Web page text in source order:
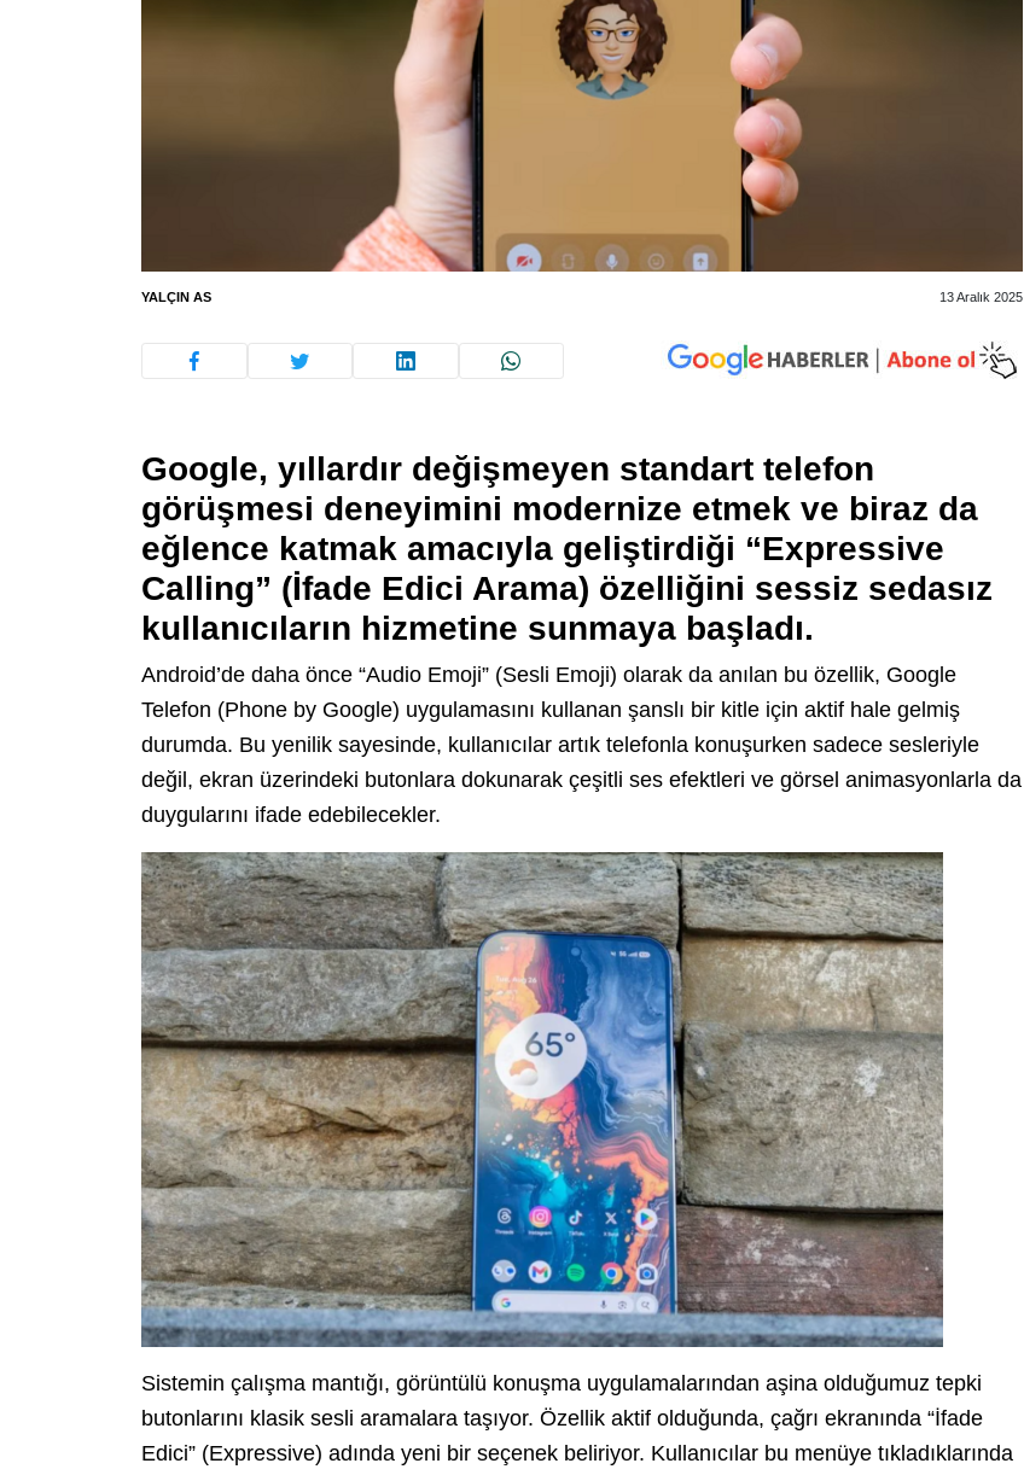
YALÇIN AS 13 Aralık 2025
Google, yıllardır değişmeyen standart telefon
görüşmesi deneyimini modernize etmek ve biraz da
eğlence katmak amacıyla geliştirdiği “Expressive
Calling” (İfade Edici Arama) özelliğini sessiz sedasız
kullanıcıların hizmetine sunmaya başladı.
Android’de daha önce “Audio Emoji” (Sesli Emoji) olarak da anılan bu özellik, Google
Telefon (Phone by Google) uygulamasını kullanan şanslı bir kitle için aktif hale gelmiş
durumda. Bu yenilik sayesinde, kullanıcılar artık telefonla konuşurken sadece sesleriyle
değil, ekran üzerindeki butonlara dokunarak çeşitli ses efektleri ve görsel animasyonlarla da
duygularını ifade edebilecekler.
Sistemin çalışma mantığı, görüntülü konuşma uygulamalarından aşina olduğumuz tepki
butonlarını klasik sesli aramalara taşıyor. Özellik aktif olduğunda, çağrı ekranında “İfade
Edici” (Expressive) adında yeni bir seçenek beliriyor. Kullanıcılar bu menüye tıkladıklarında